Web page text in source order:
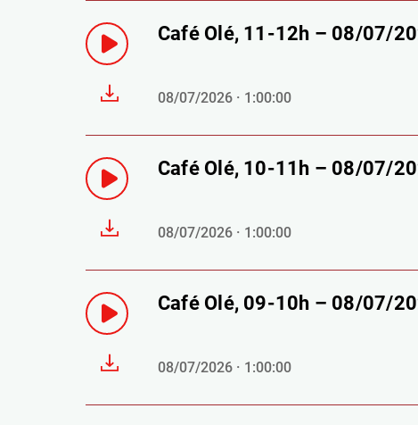
Café Olé, 11-12h – 08/07/
08/07/2026 · 1:00:00
Café Olé, 10-11h – 08/07/
08/07/2026 · 1:00:00
Café Olé, 09-10h – 08/07/
08/07/2026 · 1:00:00